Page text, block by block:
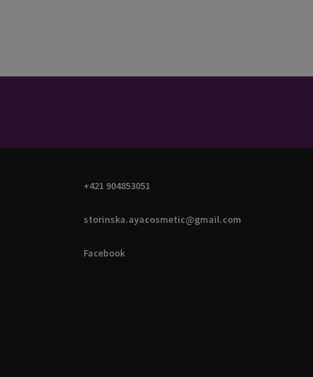
+421 904853051
storinska.ayacosmetic@gmail.com
Facebook